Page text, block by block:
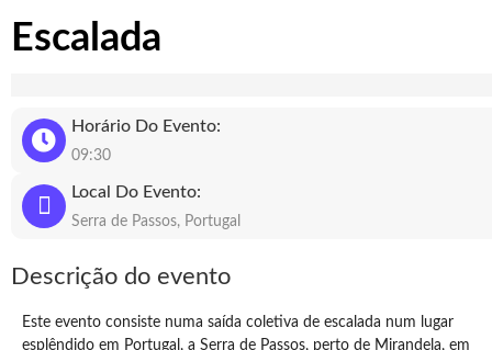
Escalada
Horário Do Evento:
09:30
Local Do Evento:
Serra de Passos, Portugal
Descrição do evento
Este evento consiste numa saída coletiva de escalada num lugar
esplêndido em Portugal, a Serra de Passos, perto de Mirandela, em